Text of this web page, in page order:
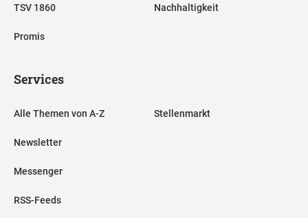
TSV 1860
Promis
Nachhaltigkeit
Services
Alle Themen von A-Z
Newsletter
Messenger
RSS-Feeds
Stellenmarkt